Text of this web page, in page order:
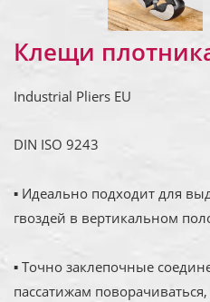
Клещи
Industrial Pliers EU
DIN ISO 9243
▪ Идеально подходит для
гвоздей в вертикальном
▪ Точно заклепочные
пассатижам